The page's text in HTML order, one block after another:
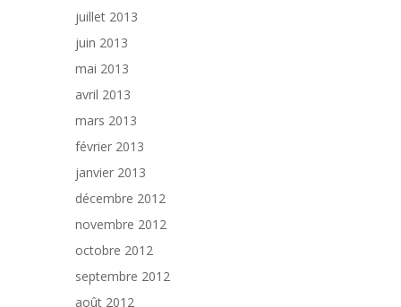
juillet 2013
juin 2013
mai 2013
avril 2013
mars 2013
février 2013
janvier 2013
décembre 2012
novembre 2012
octobre 2012
septembre 2012
août 2012